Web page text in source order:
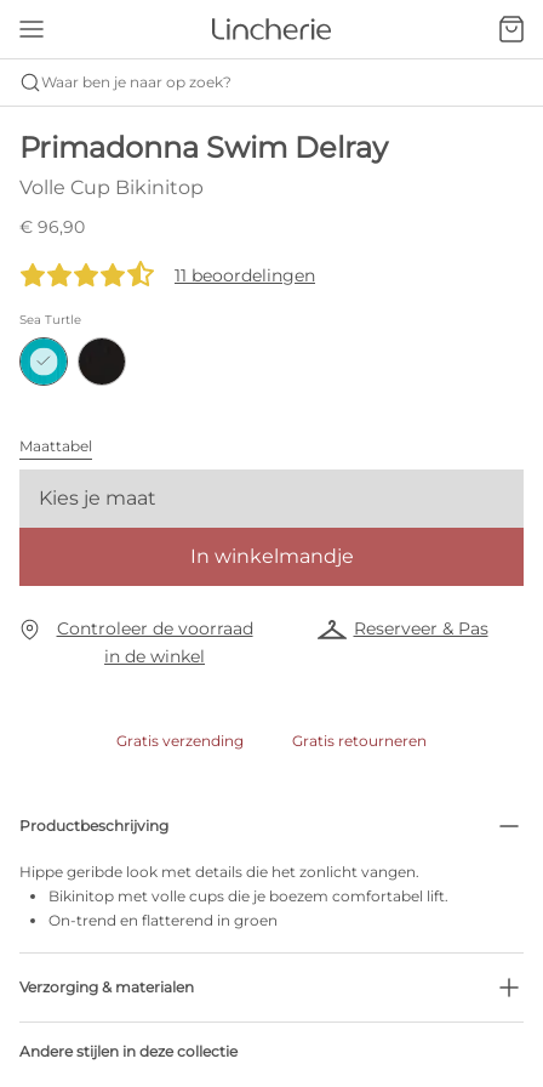
Waar ben je naar op zoek?
Primadonna Swim Delray
Volle Cup Bikinitop
€ 96,90
11 beoordelingen
Sea Turtle
Maattabel
Kies je maat
In winkelmandje
Controleer de voorraad
in de winkel
Reserveer & Pas
Gratis verzending Gratis retourneren
Productbeschrijving
Hippe geribde look met details die het zonlicht vangen.
Bikinitop met volle cups die je boezem comfortabel lift.
On-trend en flatterend in groen
Verzorging & materialen
Niet bleken
Andere stijlen in deze collectie